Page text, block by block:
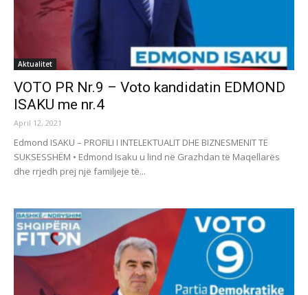
Aktualitet
VOTO PR Nr.9 – Voto kandidatin EDMOND
ISAKU me nr.4
April 12, 2021
Edmond ISAKU – PROFILI I INTELEKTUALIT DHE BIZNESMENIT TË
SUKSESSHËM • Edmond Isaku u lind në Grazhdan të Maqellarës
dhe rrjedh prej një familjeje të...